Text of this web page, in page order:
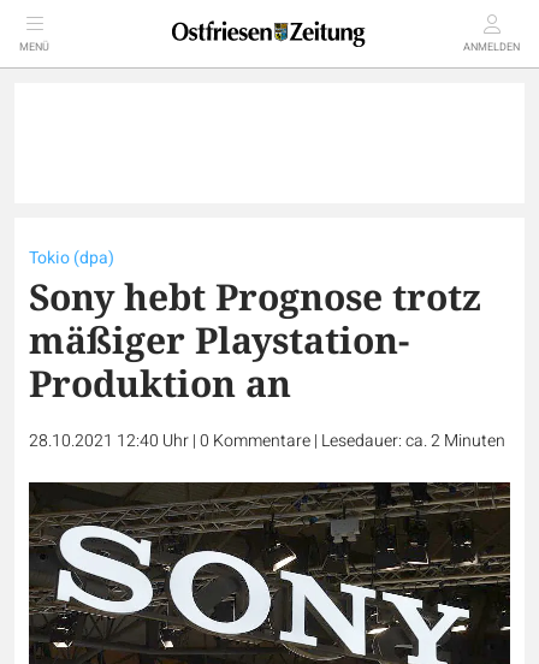
MENÜ ANMELDEN
Tokio (dpa)
Sony hebt Prognose trotz
mäßiger Playstation-
Produktion an
28.10.2021 12:40 Uhr|0 Kommentare| Lesedauer: ca. 2 Minuten